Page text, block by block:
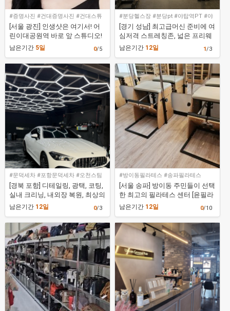
#증명사진 #건대증명사진 #건대스튜
디오
[서울 광진] 인생샷은 여기서! 어
린이대공원역 바로 앞 스튜디오!
[에필로그스튜디오]
남은기간 5일 0/5
#분당헬스장 #분당pt #야탑역PT #야
탑역헬스장 #카인드짐 휘트니스 헬스
&PT 야탑역점
[경기 성남] 최고급머신 준비에 여
심저격 스트레칭존, 넓은 프리웨
이트존 공간! [카인드짐 휘트니스
남은기간 12일 1/3
#문덕세차 #포항문덕세차 #오천스팀
세차 #문덕손세차 #제이원카워시문덕
점
[경북 포항] 디테일링, 광택, 코팅,
실내 크리닝, 내외장 복원, 최상의
퀄리티를 보장받는곳 ! [제이원카
남은기간 12일 0/3
#방이동필라테스 #송파필라테스
[서울 송파] 방이동 주민들이 선택
한 최고의 필라테스 센터 [윤필라
테스 방이점]
남은기간 12일 0/10